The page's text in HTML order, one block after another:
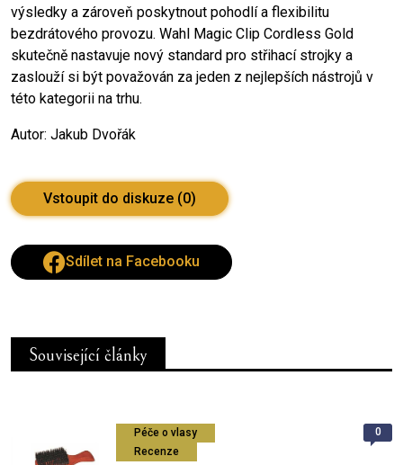
výsledky a zároveň poskytnout pohodlí a flexibilitu
bezdrátového provozu. Wahl Magic Clip Cordless Gold
skutečně nastavuje nový standard pro střihací strojky a
zaslouží si být považován za jeden z nejlepších nástrojů v
této kategorii na trhu.
Autor: Jakub Dvořák
Vstoupit do diskuze (0)
Sdílet na Facebooku
Související články
Péče o vlasy
Recenze
0